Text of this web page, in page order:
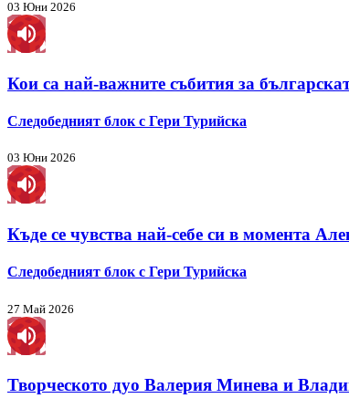
03 Юни 2026
Кои са най-важните събития за
Следобедният блок с Гери Турийска
03 Юни 2026
Къде се чувства най-себе си в момента
Следобедният блок с Гери Турийска
27 Май 2026
Творческото дуо Валерия Минева и